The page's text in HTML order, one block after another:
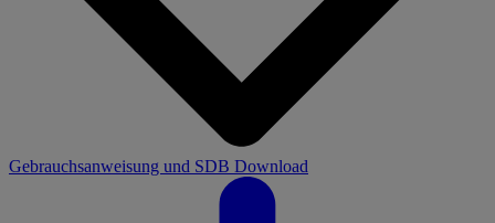
Gebrauchsanweisung und SDB Download